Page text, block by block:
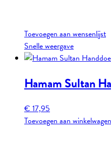
Toevoegen aan wensenlijst
Snelle weergave
Hamam Sultan
€17,95
Toevoegen aan winkelwagen